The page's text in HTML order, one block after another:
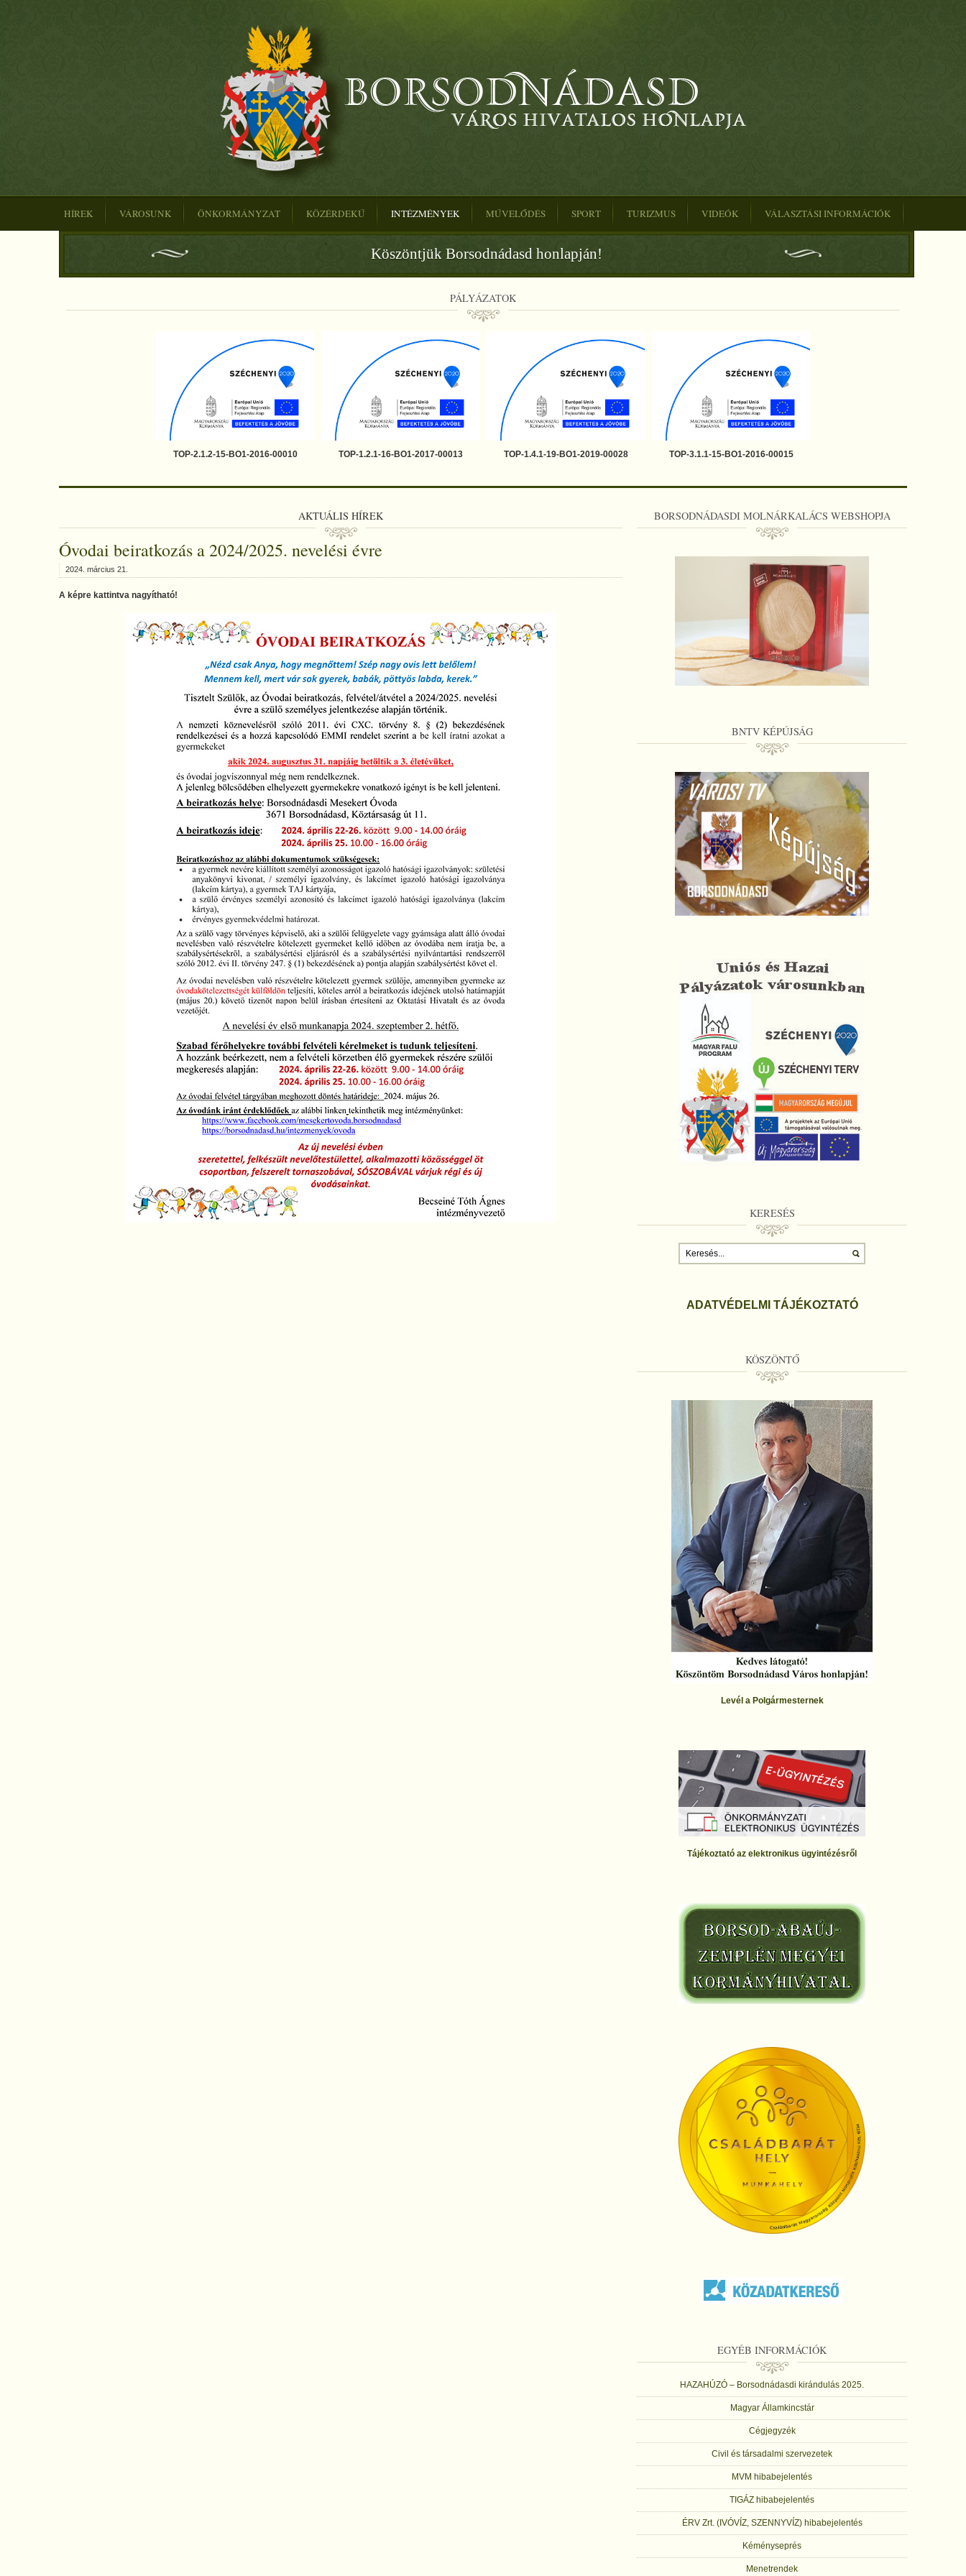
HÍREK VÁROSUNK ÖNKORMÁNYZAT KÖZÉRDEKŰ INTÉZMÉNYEK MŰVELŐDÉS SPORT TURIZMUS VIDEÓK VÁLASZTÁSI INFORMÁCIÓK
Köszöntjük Borsodnádasd honlapján!
PÁLYÁZATOK
TOP-2.1.2-15-BO1-2016-00010 TOP-1.2.1-16-BO1-2017-00013 TOP-1.4.1-19-BO1-2019-00028 TOP-3.1.1-15-BO1-2016-00015
AKTUÁLIS HÍREK
Óvodai beiratkozás a 2024/2025. nevelési évre
2024. március 21.
A képre kattintva nagyítható!
BORSODNÁDASDI MOLNÁRKALÁCS WEBSHOPJA
BNTV KÉPÚJSÁG
KERESÉS
ADATVÉDELMI TÁJÉKOZTATÓ
KÖSZÖNTŐ
Levél a Polgármesternek
Tájékoztató az elektronikus ügyintézésről
EGYÉB INFORMÁCIÓK
HAZAHÚZÓ – Borsodnádasdi kirándulás 2025.
Magyar Államkincstár
Cégjegyzék
Civil és társadalmi szervezetek
MVM hibabejelentés
TIGÁZ hibabejelentés
ÉRV Zrt. (IVÓVÍZ, SZENNYVÍZ) hibabejelentés
Kéményseprés
Menetrendek